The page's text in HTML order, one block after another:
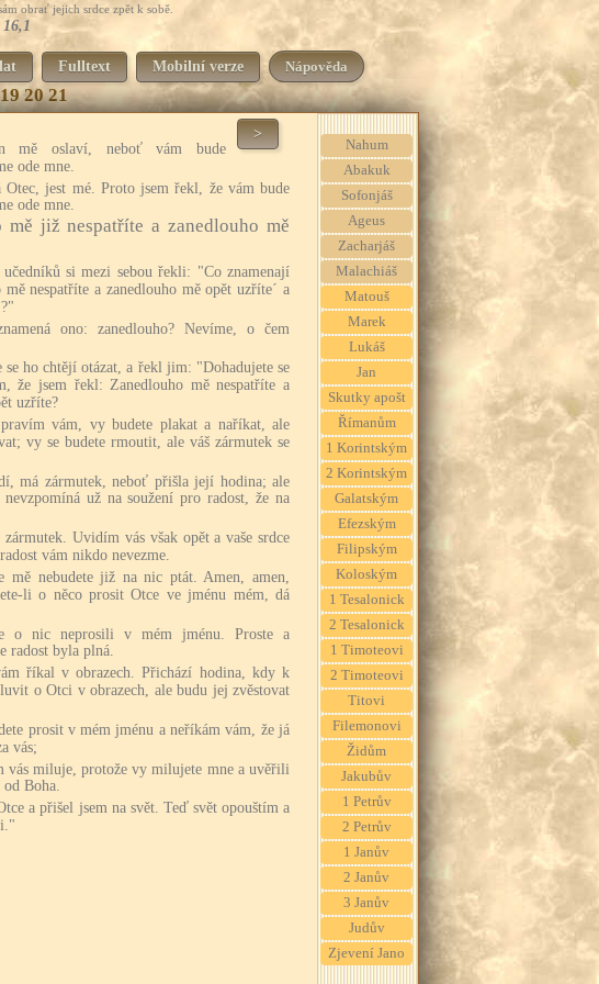
obrať jejich srdce zpět k sobě.
Fulltext Mobilní verze Nápověda
19 20 21
>
mě oslaví, neboť vám bude
ode mne.
Otec, jest mé. Proto jsem řekl, že vám bude
ode mne.
mě již nespatříte a zanedlouho mě
si mezi sebou řekli: "Co znamenají
mě nespatříte a zanedlouho mě opět uzříte´ a
ono: zanedlouho? Nevíme, o čem
se ho chtějí otázat, a řekl jim: "Dohadujete se
že jsem řekl: Zanedlouho mě nespatříte a
uzříte?
vám, vy budete plakat a naříkat, ale
vy se budete rmoutit, ale váš zármutek se
má zármutek, neboť přišla její hodina; ale
už na soužení pro radost, že na
Uvidím vás však opět a vaše srdce
vám nikdo nevezme.
mě nebudete již na nic ptát. Amen, amen,
li o něco prosit Otce ve jménu mém, dá
o nic neprosili v mém jménu. Proste a
radost byla plná.
říkal v obrazech. Přichází hodina, kdy k
o Otci v obrazech, ale budu jej zvěstovat
prosit v mém jménu a neříkám vám, že já
vás;
vás miluje, protože vy milujete mne a uvěřili
od Boha.
a přišel jsem na svět. Teď svět opouštím a
Nahum
Abakuk
Sofonjáš
Ageus
Zacharjáš
Malachiáš
Matouš
Marek
Lukáš
Jan
Skutky apošt
Římanům
1 Korintským
2 Korintským
Galatským
Efezským
Filipským
Koloským
1 Tesalonick
2 Tesalonick
1 Timoteovi
2 Timoteovi
Titovi
Filemonovi
Židům
Jakubův
1 Petrův
2 Petrův
1 Janův
2 Janův
3 Janův
Judův
Zjevení Jano